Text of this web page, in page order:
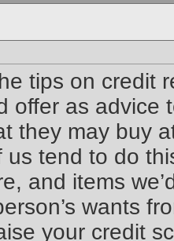
tips on credit
offer as advice
they may buy
us tend to do
and items
wants
your credit